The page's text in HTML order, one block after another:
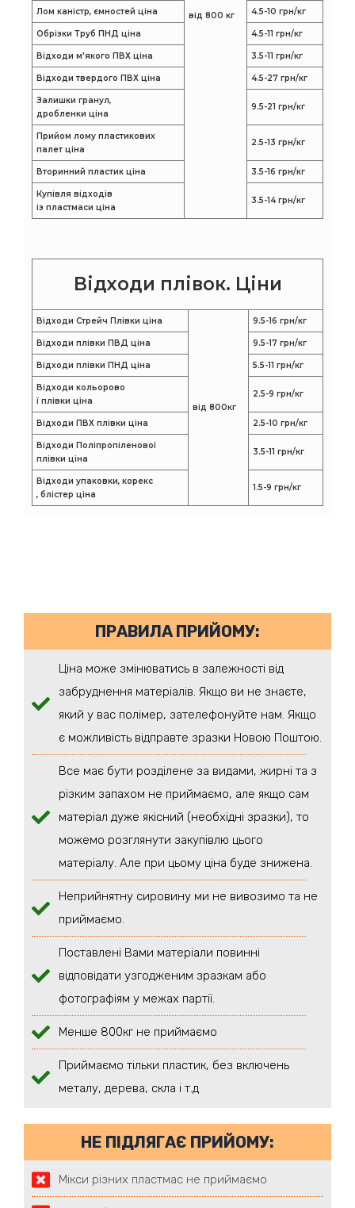
від 800 кг
Лом каністр, ємностей ціна 4.5-10 грн/кг
Обрізки Труб ПНД ціна 4.5-11 грн/кг
Відходи м'якого ПВХ ціна 3.5-11 грн/кг
Відходи твердого ПВХ ціна 4.5-27 грн/кг
Залишки гранул,
дробленки ціна
9.5-21 грн/кг
Прийом лому пластикових
палет ціна
2.5-13 грн/кг
Вторинний пластик ціна 3.5-16 грн/кг
Купівля відходів
із пластмаси ціна
3.5-14 грн/кг
Відходи плівок. Ціни
Відходи Стрейч Плівки ціна
від 800кг
9.5-16 грн/кг
Відходи плівки ПВД ​​ціна 9.5-17 грн/кг
Відходи плівки ПНД ціна 5.5-11 грн/кг
Відходи кольорово
ї плівки ціна
2.5-9 грн/кг
Відходи ПВХ плівки ціна 2.5-10 грн/кг
Відходи Поліпропіленової
плівки ціна
3.5-11 грн/кг
Відходи упаковки, корекс
, блістер ціна
1.5-9 грн/кг
ПРАВИЛА ПРИЙОМУ:
Ціна може змінюватись в залежності від
забруднення матеріалів. Якщо ви не знаєте,
який у вас полімер, зателефонуйте нам. Якщо
є можливість відправте зразки Новою Поштою.
Все має бути розділене за видами, жирні та з
різким запахом не приймаємо, але якщо сам
матеріал дуже якісний (необхідні зразки), то
можемо розглянути закупівлю цього
матеріалу. Але при цьому ціна буде знижена.
Неприйнятну сировину ми не вивозимо та не
приймаємо.
Поставлені Вами матеріали повинні
відповідати узгодженим зразкам або
фотографіям у межах партії.
Менше 800кг не приймаємо
Приймаємо тільки пластик, без включень
металу, дерева, скла і т.д
НЕ ПІДЛЯГАЄ ПРИЙОМУ:
Мікси різних пластмас не приймаємо